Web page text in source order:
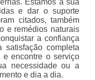
Estamos à sua
e dar o suporte
citados, também
e remédios naturais
a confiança
completa
e encontre o serviço
necessidade ou a
e dia a dia.